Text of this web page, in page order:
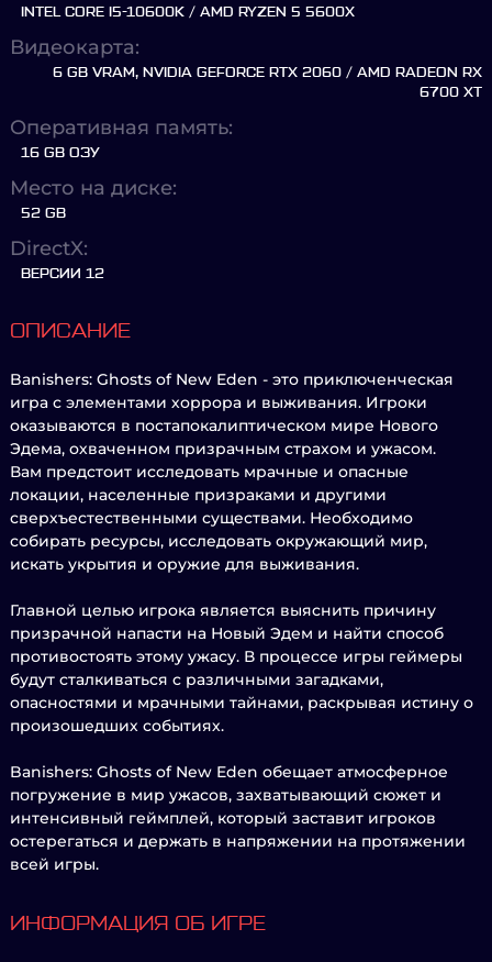
INTEL CORE I5-10600K / AMD RYZEN 5 5600X
Видеокарта:
6 GB VRAM, NVIDIA GEFORCE RTX 2060 / AMD RADEON RX
6700 XT
Оперативная память:
16 GB ОЗУ
Место на диске:
52 GB
DirectX:
ВЕРСИИ 12
ОПИСАНИЕ
Banishers: Ghosts of New Eden - это приключенческая
игра с элементами хоррора и выживания. Игроки
оказываются в постапокалиптическом мире Нового
Эдема, охваченном призрачным страхом и ужасом.
Вам предстоит исследовать мрачные и опасные
локации, населенные призраками и другими
сверхъестественными существами. Необходимо
собирать ресурсы, исследовать окружающий мир,
искать укрытия и оружие для выживания.
Главной целью игрока является выяснить причину
призрачной напасти на Новый Эдем и найти способ
противостоять этому ужасу. В процессе игры геймеры
будут сталкиваться с различными загадками,
опасностями и мрачными тайнами, раскрывая истину о
произошедших событиях.
Banishers: Ghosts of New Eden обещает атмосферное
погружение в мир ужасов, захватывающий сюжет и
интенсивный геймплей, который заставит игроков
остерегаться и держать в напряжении на протяжении
всей игры.
ИНФОРМАЦИЯ ОБ ИГРЕ